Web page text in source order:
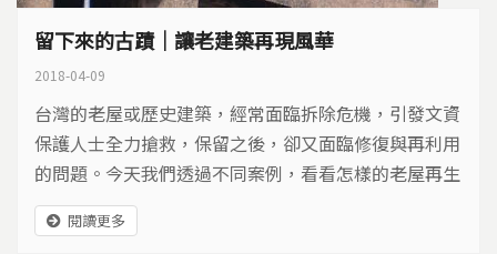
留下來的古蹟｜讓老建築再現風華
2018-04-09
台灣的老屋或歷史建築，經常面臨拆除危機，引發文資
保護人士全力搶救，保留之後，卻又面臨修復與再利用
的問題。今天我們透過不同案例，看看怎樣的老屋再生
術，才能讓老建築延續生命，再現風華…
閱讀更多